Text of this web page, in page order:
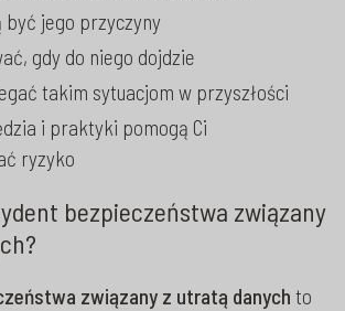
być jego przyczyny
gdy do niego dojdzie
takim sytuacjom w przyszłości
i praktyki pomogą Ci
ryzyko
bezpieczeństwa związany
związany z utratą danych to